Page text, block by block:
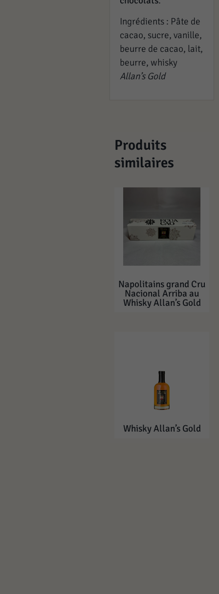
Ingrédients : Pâte de
cacao, sucre, vanille,
beurre de cacao, lait,
beurre, whisky
Allan’s Gold
Produits
similaires
Napolitains grand Cru
Nacional Arriba au
Whisky Allan’s Gold
Whisky Allan’s Gold